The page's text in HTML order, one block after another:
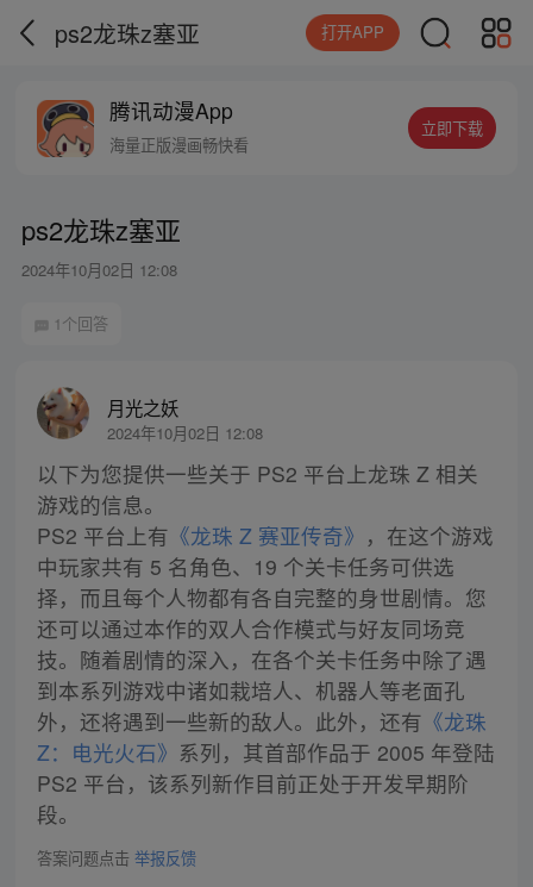
ps2龙珠z塞亚 打开APP
腾讯动漫App
海量正版漫画畅快看
立即下载
ps2龙珠z塞亚
2024年10月02日 12:08
1个回答
月光之妖
2024年10月02日 12:08
以下为您提供一些关于 PS2 平台上龙珠 Z 相关
游戏的信息。
PS2 平台上有 《龙珠 Z 赛亚传奇》 ，在这个游戏
中玩家共有 5 名角色、19 个关卡任务可供选
择，而且每个人物都有各自完整的身世剧情。您
还可以通过本作的双人合作模式与好友同场竞
技。随着剧情的深入，在各个关卡任务中除了遇
到本系列游戏中诸如栽培人、机器人等老面孔
外，还将遇到一些新的敌人。此外，还有 《龙珠
Z：电光火石》 系列，其首部作品于 2005 年登陆
PS2 平台，该系列新作目前正处于开发早期阶
段。
答案问题点击 举报反馈